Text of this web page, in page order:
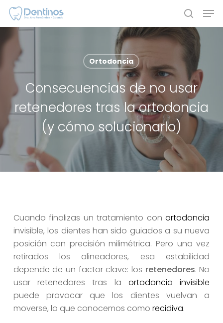
Skip
content
Ortodoncia
Consecuencias de no usar
retenedores tras la ortodoncia
(y cómo solucionarlo)
Cuando finalizas un tratamiento conortodoncia
invisible, los dientes han sido guiados a su nueva
posición con precisión milimétrica. Pero una vez
retirados los alineadores, esa estabilidad
depende de un factor clave: los retenedores. No
usar retenedores tras la ortodoncia invisible
puede provocar que los dientes vuelvan a
moverse, lo que conocemos como recidiva.